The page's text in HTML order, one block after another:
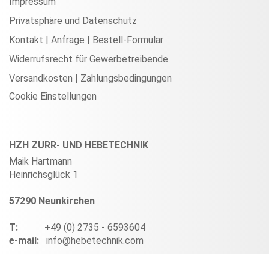
Privatsphäre und Datenschutz
Kontakt | Anfrage | Bestell-Formular
Widerrufsrecht für Gewerbetreibende
Versandkosten | Zahlungsbedingungen
Cookie Einstellungen
HZH ZURR- UND HEBETECHNIK
Maik Hartmann
Heinrichsglück 1
57290 Neunkirchen
T: +49 (0) 2735 - 6593604
e-mail: info@hebetechnik.com